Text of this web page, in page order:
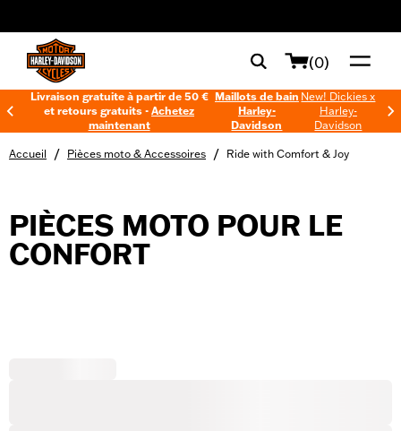
(0)
Livraison gratuite à partir de 50 €
et retours gratuits -Achetez
maintenant
Maillots de bain
Harley-
Davidson
New! Dickies x
Harley-
Davidson
Accueil / Pièces moto & Accessoires / Ride with Comfort & Joy
PIÈCES MOTO POUR LE
CONFORT